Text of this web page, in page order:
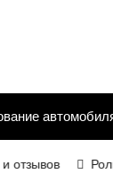
Роль